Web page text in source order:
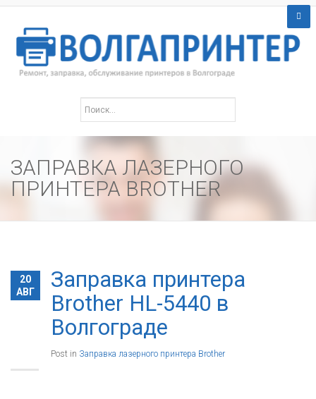
ЗАПРАВКА ЛАЗЕРНОГО
ПРИНТЕРА BROTHER
20
АВГ
Заправка принтера
Brother HL-5440 в
Волгограде
Post in Заправка лазерного принтера Brother